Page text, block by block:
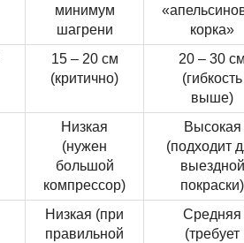
минимум
шагрени
корка»
15 – 20 см
(критично)
20 – 30
(гибкость
выше)
Низкая
(нужен
большой
компрессор)
Высокая
(подходит
выездной
покраски)
Низкая (при
правильной
Средняя
(требует